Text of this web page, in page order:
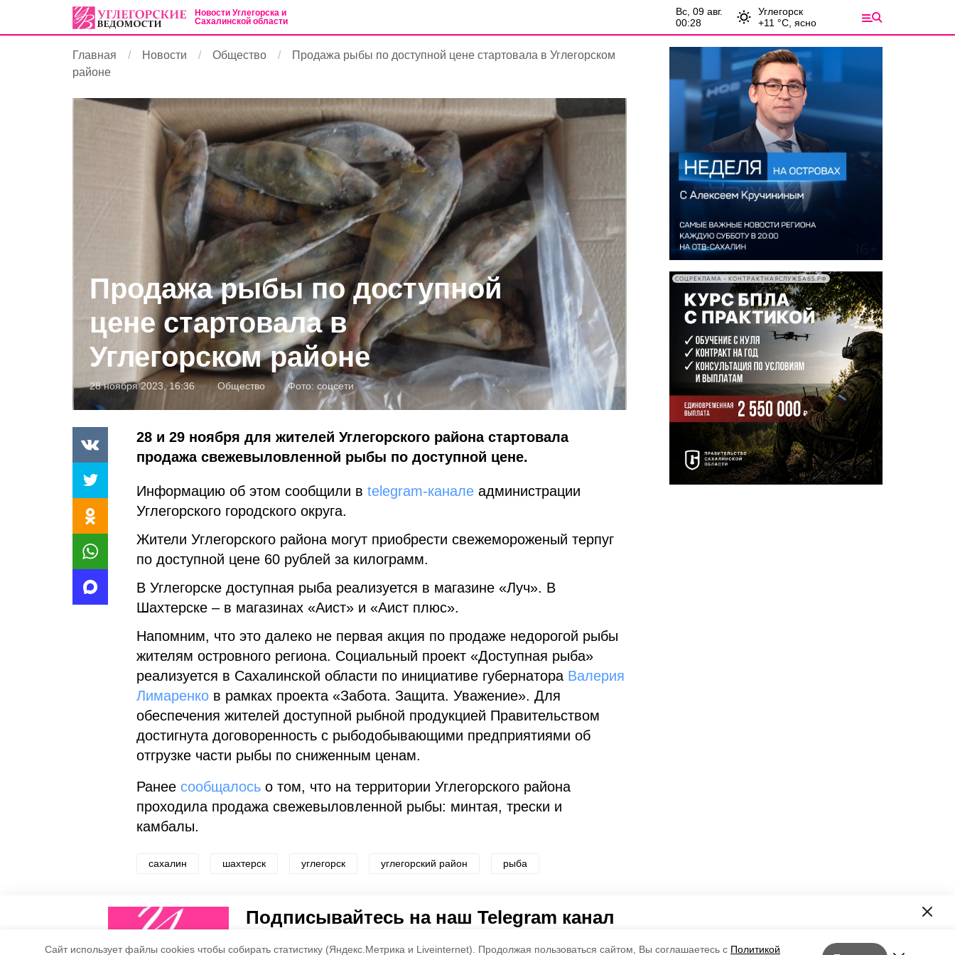
Cайт использует файлы cookies чтобы собирать статистику (Яндекс.Метрика и Liveinternet). Продолжая пользоваться сайтом, Вы соглашаетесь с Политикой
Подписывайтесь на наш Telegram канал
Новости Углегорска и
Сахалинской области
вс, 09 авг.
00:28
Углегорск
+11 °С, ясно
Главная Новости Общество
Продажа рыбы по доступной цене стартовала в Углегорском
районе
Продажа рыбы по доступной
цене стартовала в
Углегорском районе
28 ноября 2023, 16:36 Общество Фото: соцсети
28 и 29 ноября для жителей Углегорского района стартовала
продажа свежевыловленной рыбы по доступной цене.
Информацию об этом сообщили в telegram-канале администрации
Углегорского городского округа.
Жители Углегорского района могут приобрести свежемороженый терпуг
по доступной цене 60 рублей за килограмм.
В Углегорске доступная рыба реализуется в магазине «Луч». В
Шахтерске – в магазинах «Аист» и «Аист плюс».
Напомним, что это далеко не первая акция по продаже недорогой рыбы
жителям островного региона. Социальный проект «Доступная рыба»
реализуется в Сахалинской области по инициативе губернатора Валерия
Лимаренко в рамках проекта «Забота. Защита. Уважение». Для
обеспечения жителей доступной рыбной продукцией Правительством
достигнута договоренность с рыбодобывающими предприятиями об
отгрузке части рыбы по сниженным ценам.
Ранее сообщалось о том, что на территории Углегорского района
проходила продажа свежевыловленной рыбы: минтая, трески и
камбалы.
сахалин шахтерск углегорск углегорский район рыба
Понравилась статья? по оценке
5 4
СОЦРЕКЛАМА • КОНТРАКТНАЯСЛУЖБА65.РФ